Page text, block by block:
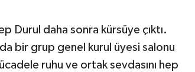
Durul daha sonra kürsüye çıktı.
bir grup genel kurul üyesi salonu
ruhu ve ortak sevdasını hep